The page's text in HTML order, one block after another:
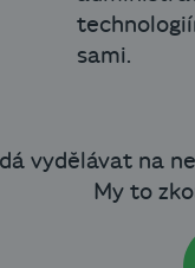
sami.
vydělávat na
My to